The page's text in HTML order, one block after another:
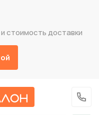
стоимость доставки
+7